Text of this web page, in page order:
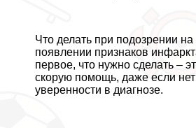
Что делать при подозрении
появлении признаков
первое, что нужно сделать –
скорую помощь, даже если
уверенности в диагнозе.